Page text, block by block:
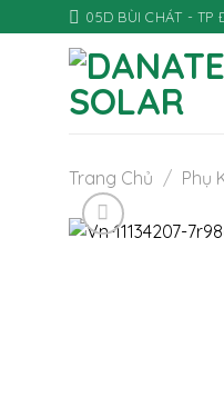
Đến
05D BÙI CHÁT - TP
Trang Chủ / Phụ